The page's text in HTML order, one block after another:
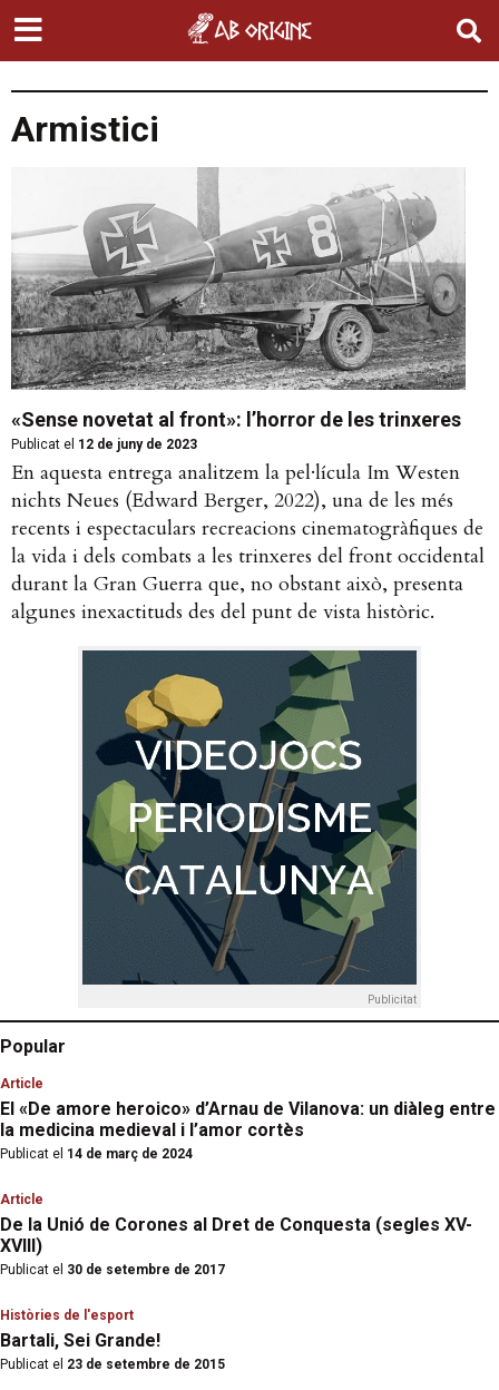
Armistici
«Sense novetat al front»: l’horror de les trinxeres
Publicat el 12 de juny de 2023
En aquesta entrega analitzem la pel·lícula Im Westen
nichts Neues (Edward Berger, 2022), una de les més
recents i espectaculars recreacions cinematogràfiques de
la vida i dels combats a les trinxeres del front occidental
durant la Gran Guerra que, no obstant això, presenta
algunes inexactituds des del punt de vista històric.
Publicitat
Popular
Article
El «De amore heroico» d’Arnau de Vilanova: un diàleg entre
la medicina medieval i l’amor cortès
Publicat el 14 de març de 2024
Article
De la Unió de Corones al Dret de Conquesta (segles XV-
XVIII)
Publicat el 30 de setembre de 2017
Històries de l'esport
Bartali, Sei Grande!
Publicat el 23 de setembre de 2015